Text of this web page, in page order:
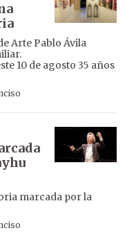
Arte Pablo Ávila
10 de agosto 35 años
marcada por la